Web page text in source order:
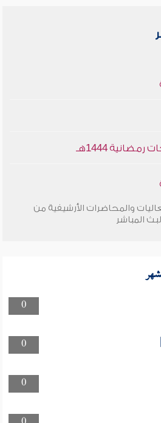
1444هـ
والمحاضرات الأرشيفية من
المباشر
0
0
0